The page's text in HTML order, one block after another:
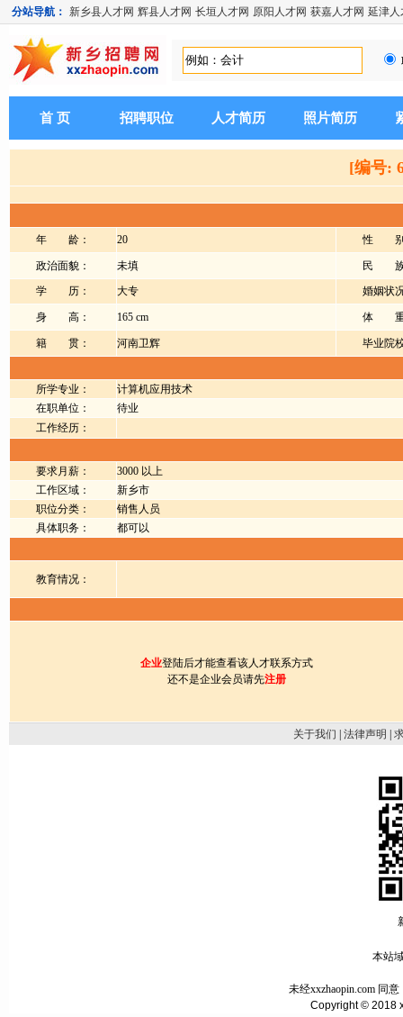
分站导航： 新乡县人才网 辉县人才网 长垣人才网 原阳人才网 获嘉人才网 延津人
首 页 招聘职位 人才简历 照片简历
[编号:
年 龄： 20 性 别
政治面貌： 未填
民 族
学 历：
大专 婚姻状
身 高： 165 cm 体 重
籍 贯： 河南卫辉 毕业院
所学专业：
计算机应用技术
在职单位：
待业
工作经历：
要求月薪：
3000 以上
工作区域：
新乡市
职位分类：
销售人员
具体职务：
都可以
教育情况：
企业登陆后才能查看该人才联系方式
还不是企业会员请先注册
关于我们 法律声明
本站
未经xxzhaopin.com 同
Copyright © 2018